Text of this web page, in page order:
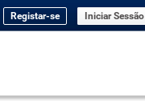
Registar-se Iniciar Sessão